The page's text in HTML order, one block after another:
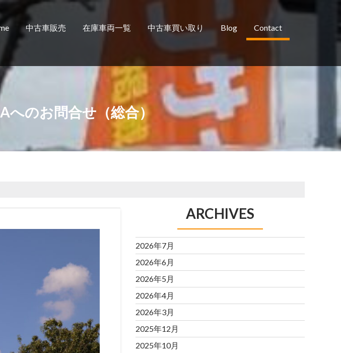
中古車販売 在庫車両一覧 中古車買い取り Blog Contact
へのお問合せ（総合）
ARCHIVES
2026年7月
2026年6月
2026年5月
2026年4月
2026年3月
2025年12月
2025年10月